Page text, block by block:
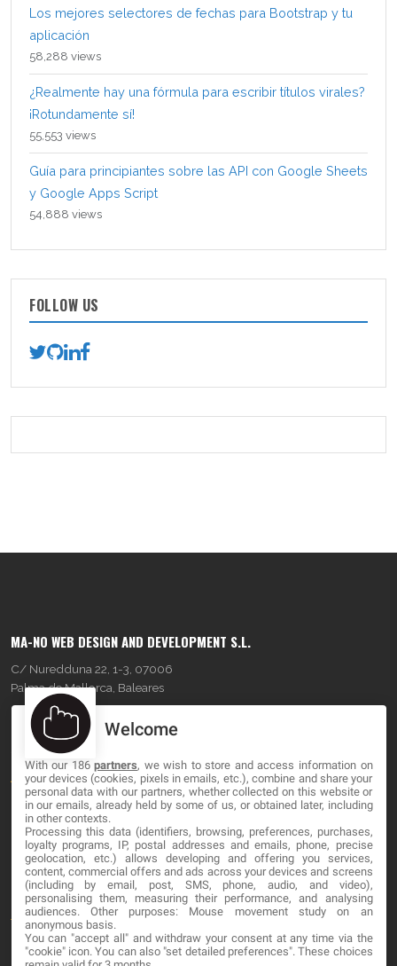
Los mejores selectores de fechas para Bootstrap y tu
aplicación
58,288 views
¿Realmente hay una fórmula para escribir títulos virales?
¡Rotundamente sí!
55,553 views
Guía para principiantes sobre las API con Google Sheets
y Google Apps Script
54,888 views
FOLLOW US
MA-NO WEB DESIGN AND DEVELOPMENT S.L.
C/ Nuredduna 22, 1-3, 07006
Palma de Mallorca, Baleares
OUR COMPANY
About
Blog
Contact
LEGAL
Terminos y Condiciones
Política de Privacidad
Welcome
With our 186partners, we wish to store and access information on
your devices (cookies, pixels in emails, etc.), combine and share your
personal data with our partners, whether collected on this website or
in our emails, already held by some of us, or obtained later, including
in other contexts.
Processing this data (identifiers, browsing, preferences, purchases,
loyalty programs, IP, postal addresses and emails, phone, precise
geolocation, etc.) allows developing and offering you services,
content, commercial offers and ads across your devices and screens
(including by email, post, SMS, phone, audio, and video),
personalising them, measuring their performance, and analysing
audiences. Other purposes: Mouse movement study on an
anonymous basis.
You can "accept all" and withdraw your consent at any time via the
"cookie" icon. You can also "set detailed preferences". These choices